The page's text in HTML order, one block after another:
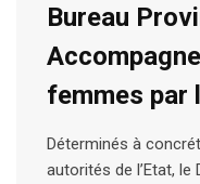
Bureau
femmes par
Déterminés à
autorités de l’Etat, le